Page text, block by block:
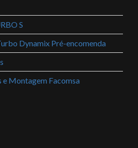
S
Dynamix Pré-encomenda
e Montagem Facomsa